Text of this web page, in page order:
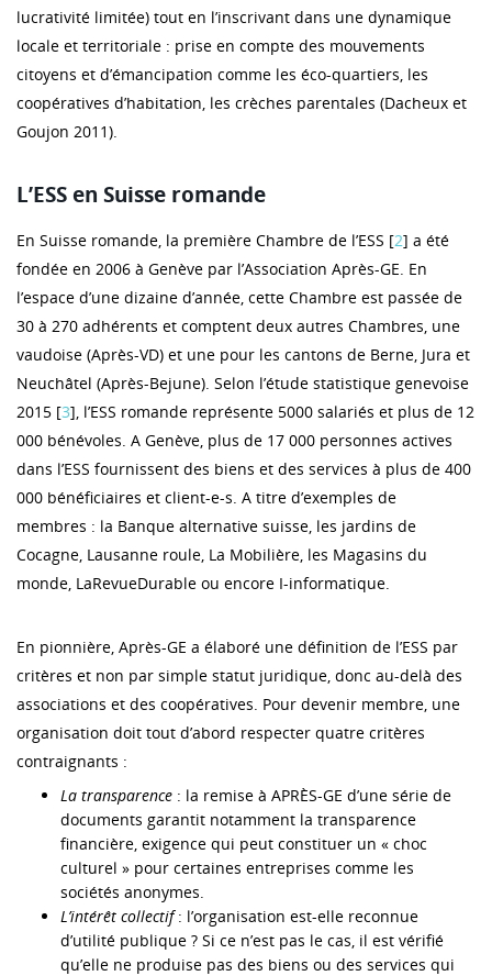
lucrativité limitée) tout en l’inscrivant dans une dynamique
locale et territoriale : prise en compte des mouvements
citoyens et d’émancipation comme les éco-quartiers, les
coopératives d’habitation, les crèches parentales (Dacheux et
Goujon 2011).
L’ESS en Suisse romande
En Suisse romande, la première Chambre de l’ESS [2] a été
fondée en 2006 à Genève par l’Association Après-GE. En
l’espace d’une dizaine d’année, cette Chambre est passée de
30 à 270 adhérents et comptent deux autres Chambres, une
vaudoise (Après-VD) et une pour les cantons de Berne, Jura et
Neuchâtel (Après-Bejune). Selon l’étude statistique genevoise
2015 [3], l’ESS romande représente 5000 salariés et plus de 12
000 bénévoles. A Genève, plus de 17 000 personnes actives
dans l’ESS fournissent des biens et des services à plus de 400
000 bénéficiaires et client-e-s. A titre d’exemples de
membres : la Banque alternative suisse, les jardins de
Cocagne, Lausanne roule, La Mobilière, les Magasins du
monde, LaRevueDurable ou encore I-informatique.
En pionnière, Après-GE a élaboré une définition de l’ESS par
critères et non par simple statut juridique, donc au-delà des
associations et des coopératives. Pour devenir membre, une
organisation doit tout d’abord respecter quatre critères
contraignants :
La transparence : la remise à APRÈS-GE d’une série de
documents garantit notamment la transparence
financière, exigence qui peut constituer un « choc
culturel » pour certaines entreprises comme les
sociétés anonymes.
L’intérêt collectif: l’organisation est-elle reconnue
d’utilité publique ? Si ce n’est pas le cas, il est vérifié
qu’elle ne produise pas des biens ou des services qui